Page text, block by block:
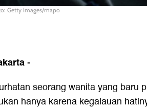
Getty Images/mapo
-
seorang wanita yang baru
hanya karena kegalauan